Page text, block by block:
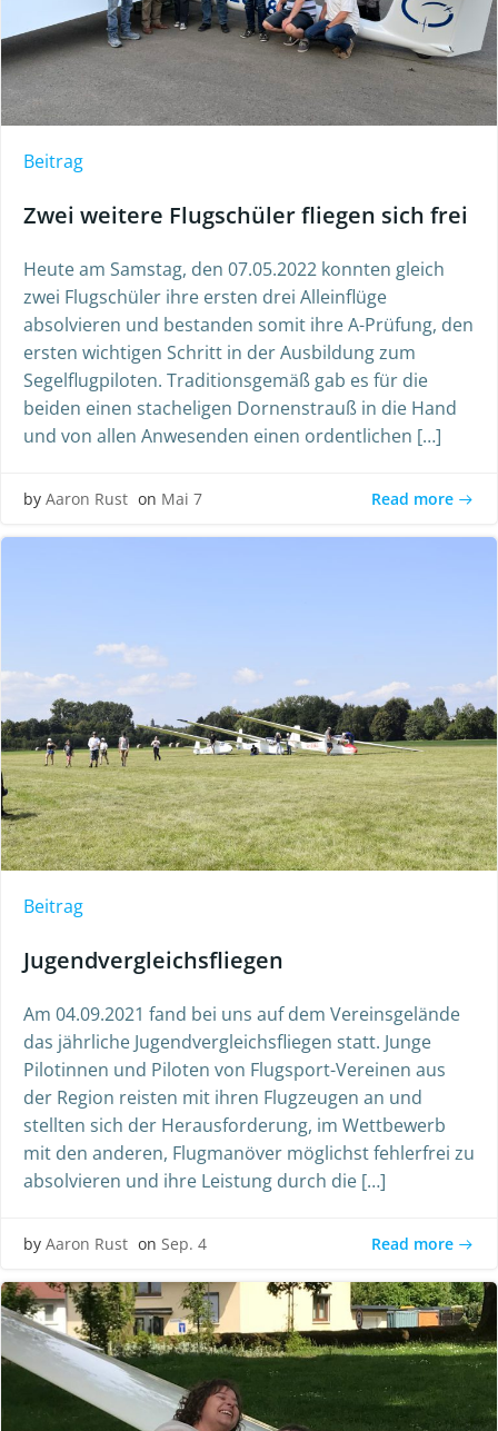
Beitrag
Zwei weitere Flugschüler fliegen sich frei
Heute am Samstag, den 07.05.2022 konnten gleich
zwei Flugschüler ihre ersten drei Alleinflüge
absolvieren und bestanden somit ihre A-Prüfung, den
ersten wichtigen Schritt in der Ausbildung zum
Segelflugpiloten. Traditionsgemäß gab es für die
beiden einen stacheligen Dornenstrauß in die Hand
und von allen Anwesenden einen ordentlichen […]
by Aaron Rust on Mai 7 Read more
Beitrag
Jugendvergleichsfliegen
Am 04.09.2021 fand bei uns auf dem Vereinsgelände
das jährliche Jugendvergleichsfliegen statt. Junge
Pilotinnen und Piloten von Flugsport-Vereinen aus
der Region reisten mit ihren Flugzeugen an und
stellten sich der Herausforderung, im Wettbewerb
mit den anderen, Flugmanöver möglichst fehlerfrei zu
absolvieren und ihre Leistung durch die […]
by Aaron Rust on Sep. 4 Read more